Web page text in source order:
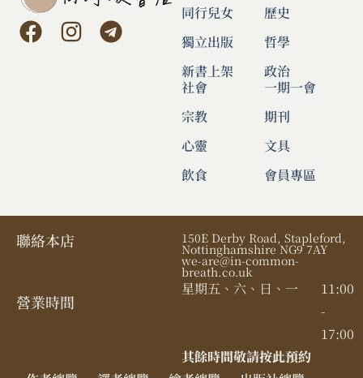
同行兒女
獨立出版
新書上架
歷史
哲學
政治
社會
宗教
心靈
飲食
一期一會
期刊
文具
會員專區
聯絡本店 150E Derby Road, Stapleford,
Nottinghamshire NG9 7AY
we-are@in-common-
breath.co.uk
營業時間​
星期五、六、日、一
11:00
-
17:00
其餘時間敬請按此預約